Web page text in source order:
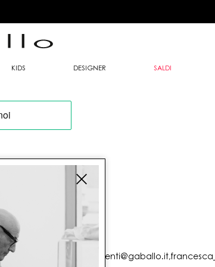
KIDS DESIGNER SALDI
presso i nostri
(RM)